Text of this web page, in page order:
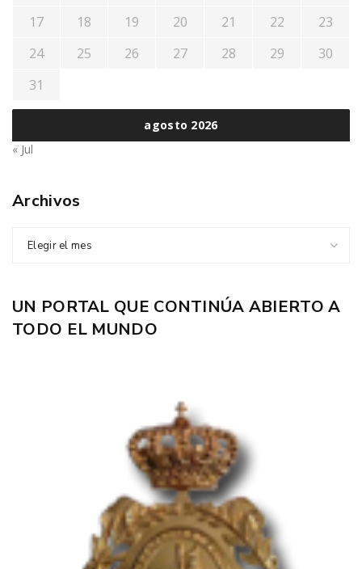
agosto 2026
17
18 19 20 21 22
23
24
25 26 27 28 29
30
31
« Jul
Archivos
Elegir el mes
UN PORTAL QUE CONTINÚA ABIERTO A
TODO EL MUNDO